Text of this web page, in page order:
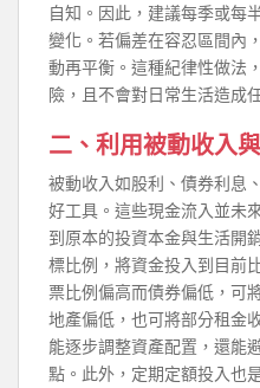
自知。因此，建議每季或每
變化。若偏差在容忍區間內
動再平衡。這種紀律性做法
險，且不會對日常生活造成
二、利用被動收入
被動收入如股利、債券利息
好工具。這些現金流入並未
到原本的投資本金與生活開
標比例，將資金投入到目前
票比例偏高而債券偏低，可
地產偏低，也可將部分租金
能逐步調整資產配置，還能
點。此外，定期定額投入也